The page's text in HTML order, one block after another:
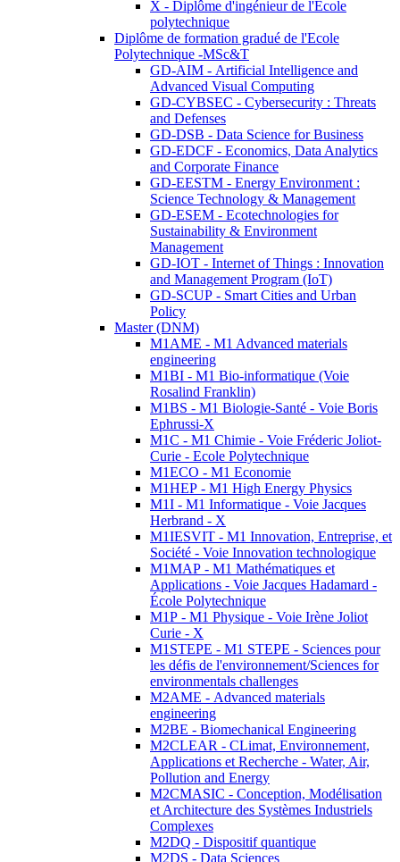
X - Diplôme d'ingénieur de l'Ecole
polytechnique
Diplôme de formation gradué de l'Ecole
Polytechnique -MSc&T
GD-AIM - Artificial Intelligence and
Advanced Visual Computing
GD-CYBSEC - Cybersecurity : Threats
and Defenses
GD-DSB - Data Science for Business
GD-EDCF - Economics, Data Analytics
and Corporate Finance
GD-EESTM - Energy Environment :
Science Technology & Management
GD-ESEM - Ecotechnologies for
Sustainability & Environment
Management
GD-IOT - Internet of Things : Innovation
and Management Program (IoT)
GD-SCUP - Smart Cities and Urban
Policy
Master (DNM)
M1AME - M1 Advanced materials
engineering
M1BI - M1 Bio-informatique (Voie
Rosalind Franklin)
M1BS - M1 Biologie-Santé - Voie Boris
Ephrussi-X
M1C - M1 Chimie - Voie Fréderic Joliot-
Curie - Ecole Polytechnique
M1ECO - M1 Economie
M1HEP - M1 High Energy Physics
M1I - M1 Informatique - Voie Jacques
Herbrand - X
M1IESVIT - M1 Innovation, Entreprise, et
Société - Voie Innovation technologique
M1MAP - M1 Mathématiques et
Applications - Voie Jacques Hadamard -
École Polytechnique
M1P - M1 Physique - Voie Irène Joliot
Curie - X
M1STEPE - M1 STEPE - Sciences pour
les défis de l'environnement/Sciences for
environmentals challenges
M2AME - Advanced materials
engineering
M2BE - Biomechanical Engineering
M2CLEAR - CLimat, Environnement,
Applications et Recherche - Water, Air,
Pollution and Energy
M2CMASIC - Conception, Modélisation
et Architecture des Systèmes Industriels
Complexes
M2DQ - Dispositif quantique
M2DS - Data Sciences